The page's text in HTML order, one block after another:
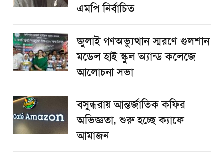
এমপি নির্বাচিত
জুলাই গণঅভ্যুত্থান স্মরণে গুলশান
মডেল হাই স্কুল অ্যান্ড কলেজে
আলোচনা সভা
বসুন্ধরায় আন্তর্জাতিক কফির
অভিজ্ঞতা, শুরু হচ্ছে ক্যাফে
আমাজন